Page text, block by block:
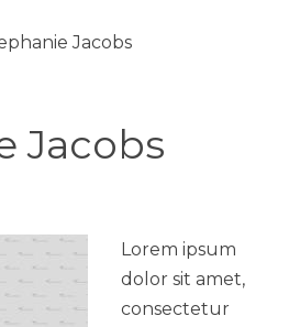
Jacobs
Jacobs
Lorem ipsum
dolor sit amet,
consectetur